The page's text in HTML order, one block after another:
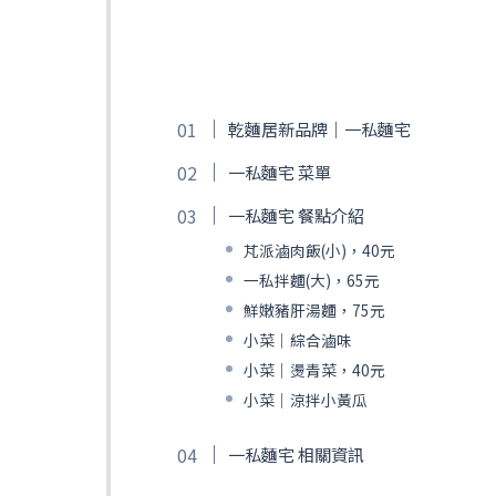
乾麵居新品牌｜一私麵宅
一私麵宅 菜單
一私麵宅 餐點介紹
芃派滷肉飯(小)，40元
一私拌麵(大)，65元
鮮嫩豬肝湯麵，75元
小菜｜綜合滷味
小菜｜燙青菜，40元
小菜｜涼拌小黃瓜
一私麵宅 相關資訊